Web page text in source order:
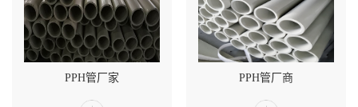
PPH管厂家 PPH管厂商